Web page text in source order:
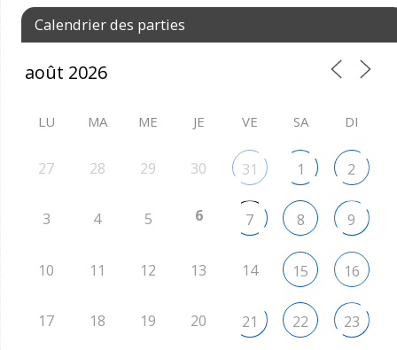
Calendrier des parties
LU MA ME JE VE SA DI
27 28 29 30 31 1 2
3 4 5 6 7 8 9
10 11 12 13 14 15 16
17 18 19 20 21 22 23